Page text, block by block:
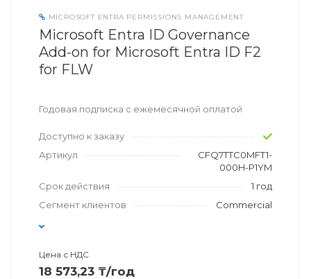
MICROSOFT ENTRA PERMISSIONS MANAGEMENT
Microsoft Entra ID Governance
Add-on for Microsoft Entra ID F2
for FLW
Годовая подписка с ежемесячной оплатой
Доступно к заказу
Артикул
CFQ7TTC0MFT1-
000H-P1YM
Срок действия
1 год
Сегмент клиентов
Commercial
Цена с НДС
18 573,23 ₸/год